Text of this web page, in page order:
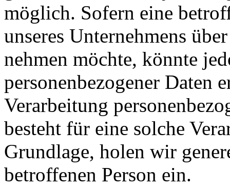
möglich. Sofern eine
unseres Unternehmens
nehmen möchte, könnte
personenbezogener Daten
Verarbeitung
besteht für eine solche
Grundlage, holen wir
betroffenen Person ein.